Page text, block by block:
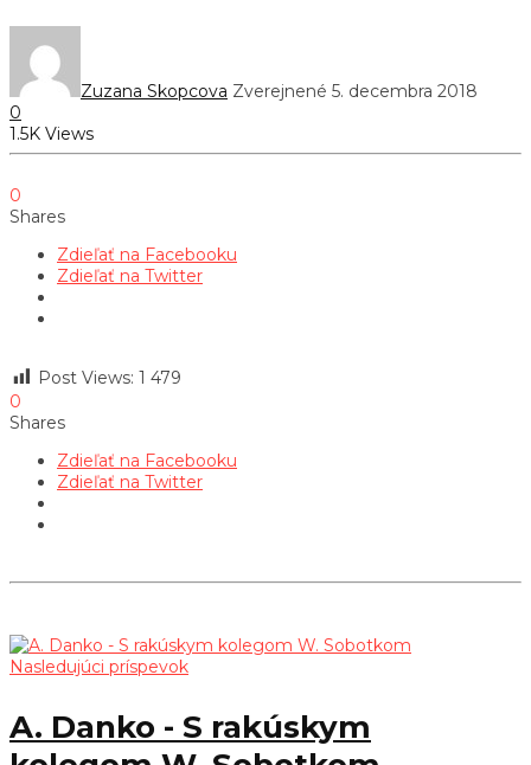
Zuzana Skopcova Zverejnené 5. decembra 2018
0
1.5K Views
0
Shares
Zdieľať na Facebooku
Zdieľať na Twitter
Post Views: 1 479
0
Shares
Zdieľať na Facebooku
Zdieľať na Twitter
Nasledujúci príspevok
A. Danko - S rakúskym